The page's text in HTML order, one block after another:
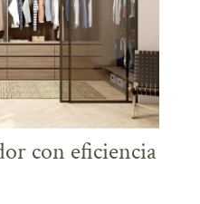
con eficiencia